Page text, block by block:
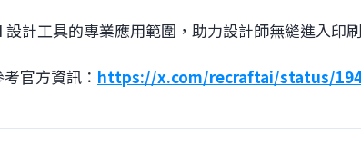
設計工具的專業應用範圍，助力設計師無縫進入印
官方資訊： https://x.com/recraftai/status/